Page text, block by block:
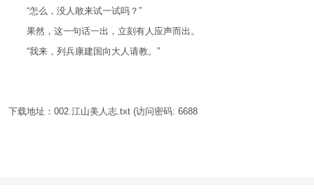
“怎么，没人敢来试一试吗？”
果然，这一句话一出，立刻有人应声而出。
“我来，列兵康建国向大人请教。”
下载地址： 002.江山美人志.txt (访问密码: 6688